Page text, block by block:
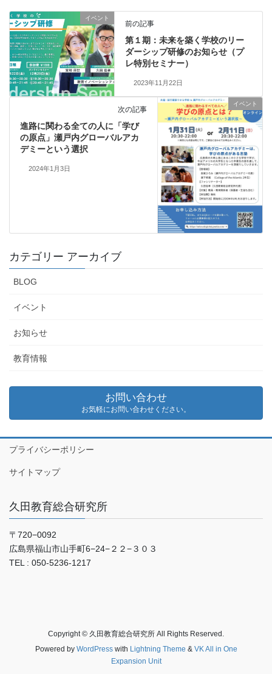
イベント
前の記事
第１期：未来を築く学校のリー
ダーシップ研修のお知らせ（プ
レ特別セミナー）
2023年11月22日
イベント
次の記事
進路に関わる全ての人に「学び
の原点」瀬戸内グローバルアカ
デミーという選択
2024年1月3日
カテゴリー アーカイブ
BLOG
イベント
お知らせ
教育情報
お問い合わせ
お気軽にお問い合わせください。
プライバシーポリシー
サイトマップ
久田教育総合研究所
〒720−0092
広島県福山市山手町6−24−２２−３０３
TEL : 050-5236-1217
Copyright © 久田教育総合研究所 All Rights Reserved.
Powered by WordPresswith Lightning Theme & VK All in One
Expansion Unit